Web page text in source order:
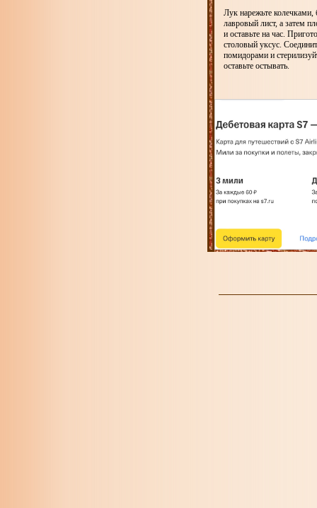
Лук нарежьте
лавровый лист, а затем
и оставьте на час.
столовый уксус.
помидорами и
оставьте остывать.